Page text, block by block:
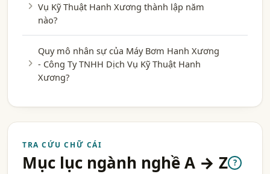
Vụ Kỹ Thuật Hanh Xương thành lập năm
nào?
Quy mô nhân sự của Máy Bơm Hanh Xương
- Công Ty TNHH Dịch Vụ Kỹ Thuật Hanh
Xương?
TRA CỨU CHỮ CÁI
Mục lục ngành nghề A → Z ?